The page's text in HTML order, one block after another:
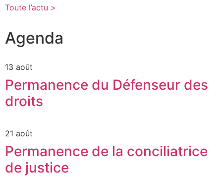
Toute l’actu >
Agenda
13 août
Permanence du Défenseur des
droits
21 août
Permanence de la conciliatrice
de justice